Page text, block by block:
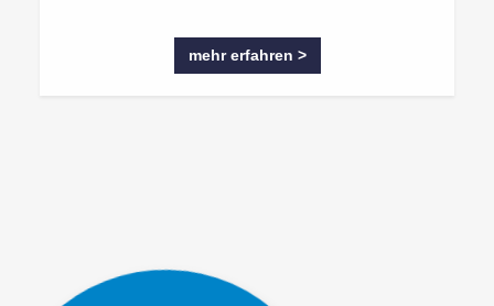
mehr erfahren >